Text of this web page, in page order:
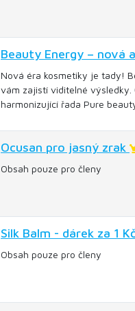
Beauty Energy – nová
Nová éra kosmetiky je tady!
vám zajistí viditelné
harmonizující řada Pure
Ocusan pro jasný zrak
Obsah pouze pro členy
Silk Balm - dárek za 1 Kč
Obsah pouze pro členy